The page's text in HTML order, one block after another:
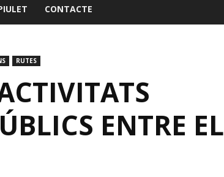
CONTACTE
RUTES
ENTRE EL